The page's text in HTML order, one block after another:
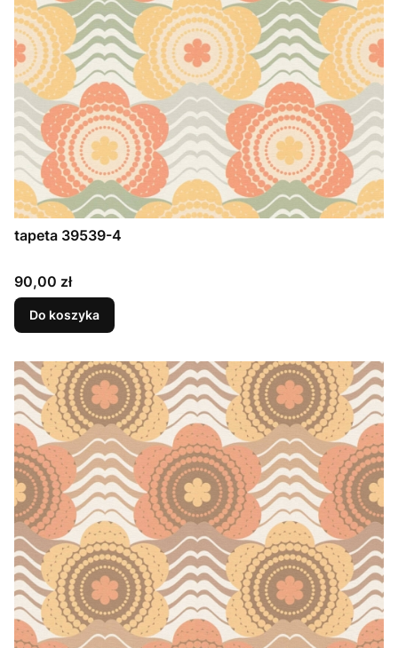
tapeta 39539-4
Cena
90,00 zł
Do koszyka